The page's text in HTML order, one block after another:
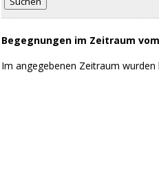
Begegnungen im Zeitraum vom
Im angegebenen Zeitraum